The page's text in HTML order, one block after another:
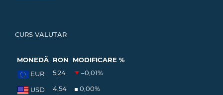
CURS VALUTAR
MONEDĂ RON
MODIFICARE %
EUR
5,24 –0,01%
USD 4,54 0,00%